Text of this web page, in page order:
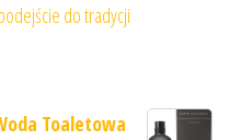
do tradycji
Toaletowa